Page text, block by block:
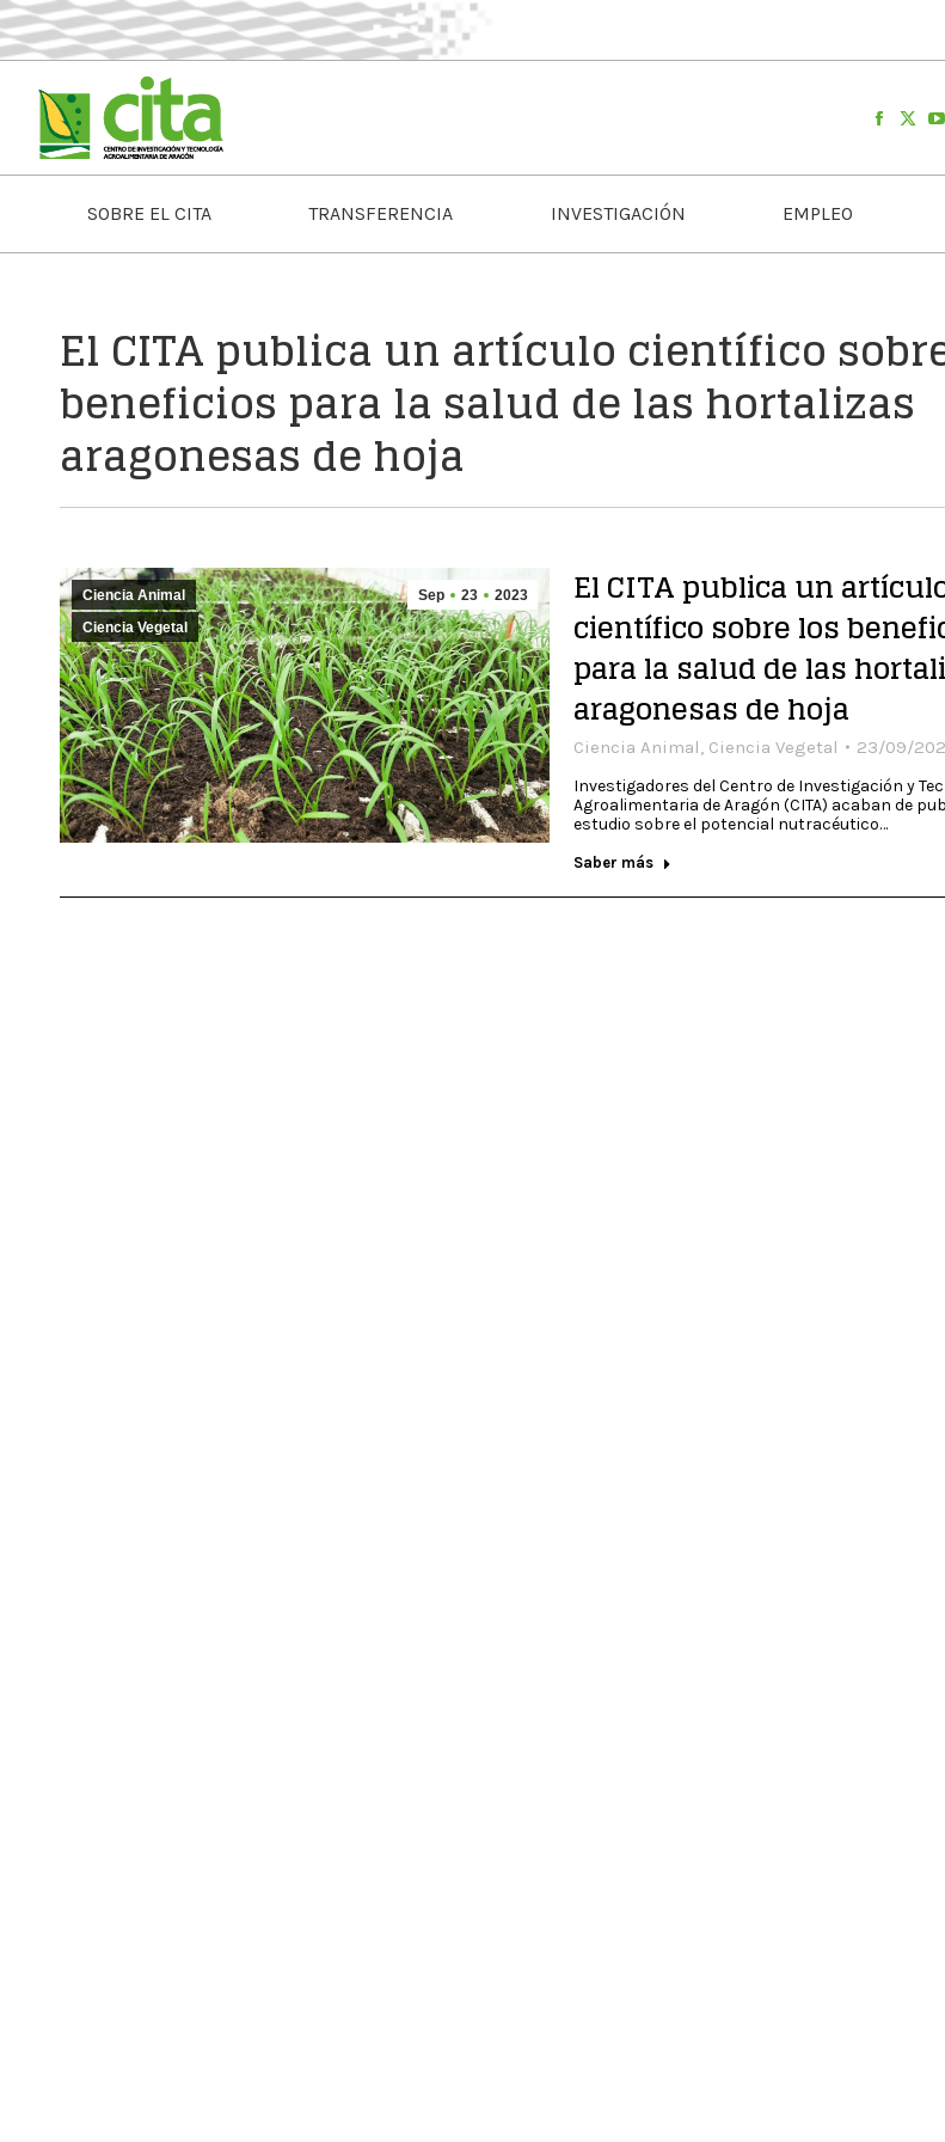
SOBRE EL CITA TRANSFERENCIA INVESTIGACIÓN EMPLEO
El CITA publica un artículo científico
beneficios para la salud de las hortalizas
aragonesas de hoja
Sep 23 2023
Ciencia Animal
Ciencia Vegetal
El CITA publica un
científico sobre los
para la salud de las
aragonesas de hoja
Ciencia Animal, Ciencia Vegetal 23/09/
Investigadores del Centro de Investigación y
Agroalimentaria de Aragón (CITA) acaban de
estudio sobre el potencial nutracéutico…
Saber más